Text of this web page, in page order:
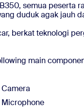
semua peserta
duduk agak jauh
berkat teknologi
main
Camera
Microphone